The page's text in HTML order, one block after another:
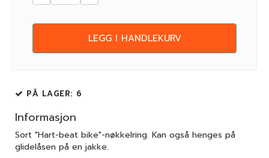
LEGG I HANDLEKURV
PÅ LAGER: 6
Informasjon
Sort "Hart-beat bike"-nøkkelring. Kan også henges på
glidelåsen på en jakke.